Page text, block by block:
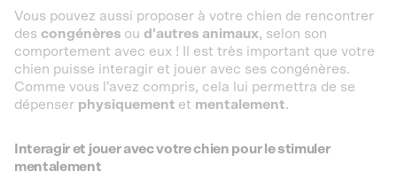
Vous pouvez aussi proposer à votre chien de rencontrer
des congénères ou d'autres animaux, selon son
comportement avec eux ! Il est très important que votre
chien puisse interagir et jouer avec ses congénères.
Comme vous l'avez compris, cela lui permettra de se
dépenser physiquement et mentalement.
Interagir et jouer avec votre chien pour le stimuler
mentalement